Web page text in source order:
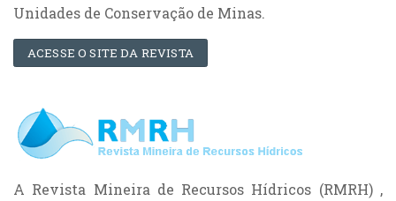
Unidades de Conservação de Minas.
ACESSE O SITE DA REVISTA
A Revista Mineira de Recursos Hídricos (RMRH) ,